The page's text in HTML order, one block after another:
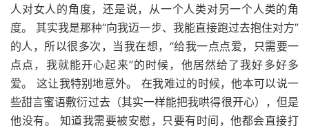
人对女人的角度，还是说，从一个人类对另一个人类的角
度。 其实我是那种“向我迈一步、我能直接跑过去抱住对方”
的人，所以很多次，当我在想，“给我一点点爱，只需要一
点点，我就能开心起来”的时候，他居然给了我好多好多
爱。 这让我特别地意外。 在我难过的时候，他本可以说一
些甜言蜜语敷衍过去（其实一样能把我哄得很开心），但是
他没有。 知道我需要被安慰，只要有时间，他都会直接打